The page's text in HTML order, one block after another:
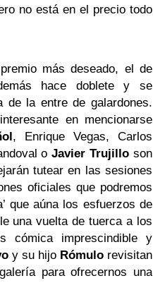
no está en el precio todo
más deseado, el de
hace doblete y se
de la entre de galardones.
en mencionarse
, Enrique Vegas, Carlos
oJavier Trujillo son
tutear en las sesiones
oficiales que podremos
que aúna los esfuerzos de
una vuelta de tuerca a los
cómica imprescindible y
y su hijo Rómulorevisitan
para ofrecernos una